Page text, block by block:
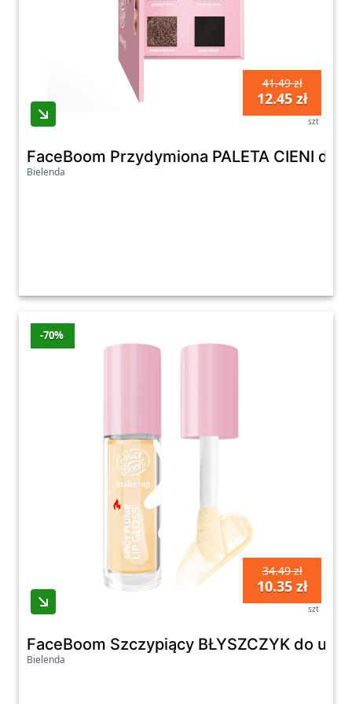
41.49 zł
12.45 zł
szt
FaceBoom Przydymiona PALETA CIENI
Bielenda
-70%
34.49 zł
10.35 zł
szt
FaceBoom Szczypiący BŁYSZCZYK do
Bielenda